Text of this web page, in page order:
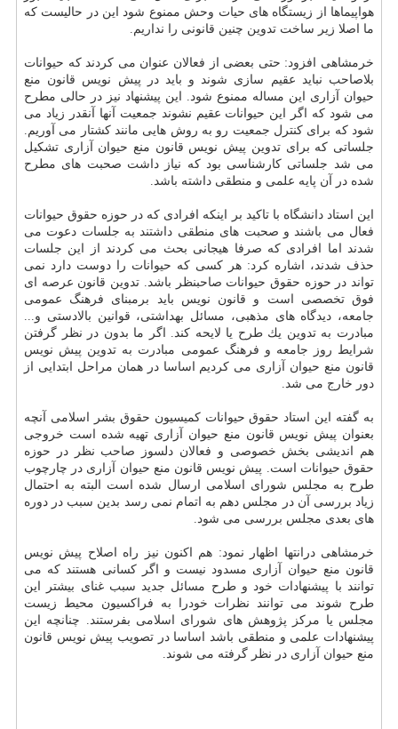
هواپیماها از زیستگاه های حیات وحش ممنوع شود این در حالیست كه
ما اصلا زیر ساخت تدوین چنین قانونی را نداریم.
خرمشاهی افزود: حتی بعضی از فعالان عنوان می كردند كه حیوانات
بلاصاحب نباید عقیم سازی شوند و باید در پیش نویس قانون منع
حیوان آزاری این مساله ممنوع شود. این پیشنهاد نیز در حالی مطرح
می شود كه اگر این حیوانات عقیم نشوند جمعیت آنها آنقدر زیاد می
شود كه برای كنترل جمعیت رو به روش هایی مانند كشتار می آوریم.
جلساتی كه برای تدوین پیش نویس قانون منع حیوان آزاری تشكیل
می شد جلساتی كارشناسی بود كه نیاز داشت صحبت های مطرح
شده در آن پایه علمی و منطقی داشته باشد.
این استاد دانشگاه با تاكید بر اینكه افرادی كه در حوزه حقوق حیوانات
فعال می باشند و صحبت های منطقی داشتند به جلسات دعوت می
شدند اما افرادی كه صرفا هیجانی بحث می كردند از این جلسات
حذف شدند، اشاره كرد: هر كسی كه حیوانات را دوست دارد نمی
تواند در حوزه حقوق حیوانات صاحبنظر باشد. تدوین قانون عرصه ای
فوق تخصصی است و قانون نویس باید برمبنای فرهنگ عمومی
جامعه، دیدگاه های مذهبی، مسائل بهداشتی، قوانین بالادستی و...
مبادرت به تدوین یك طرح یا لایحه كند. اگر ما بدون در نظر گرفتن
شرایط روز جامعه و فرهنگ عمومی مبادرت به تدوین پیش نویس
قانون منع حیوان آزاری می كردیم اساسا در همان مراحل ابتدایی از
دور خارج می شد.
به گفته این استاد حقوق حیوانات كمیسیون حقوق بشر اسلامی آنچه
بعنوان پیش نویس قانون منع حیوان آزاری تهیه شده است خروجی
هم اندیشی بخش خصوصی و فعالان دلسوز صاحب نظر در حوزه
حقوق حیوانات است. پیش نویس قانون منع حیوان آزاری در چارچوب
طرح به مجلس شورای اسلامی ارسال شده است البته به احتمال
زیاد بررسی آن در مجلس دهم به اتمام نمی رسد بدین سبب در دوره
های بعدی مجلس بررسی می شود.
خرمشاهی درانتها اظهار نمود: هم اكنون نیز راه اصلاح پیش نویس
قانون منع حیوان آزاری مسدود نیست و اگر كسانی هستند كه می
توانند با پیشنهادات خود و طرح مسائل جدید سبب غنای بیشتر این
طرح شوند می توانند نظرات خودرا به فراكسیون محیط زیست
مجلس یا مركز پژوهش های شورای اسلامی بفرستند. چنانچه این
پیشنهادات علمی و منطقی باشد اساسا در تصویب پیش نویس قانون
منع حیوان آزاری در نظر گرفته می شوند.